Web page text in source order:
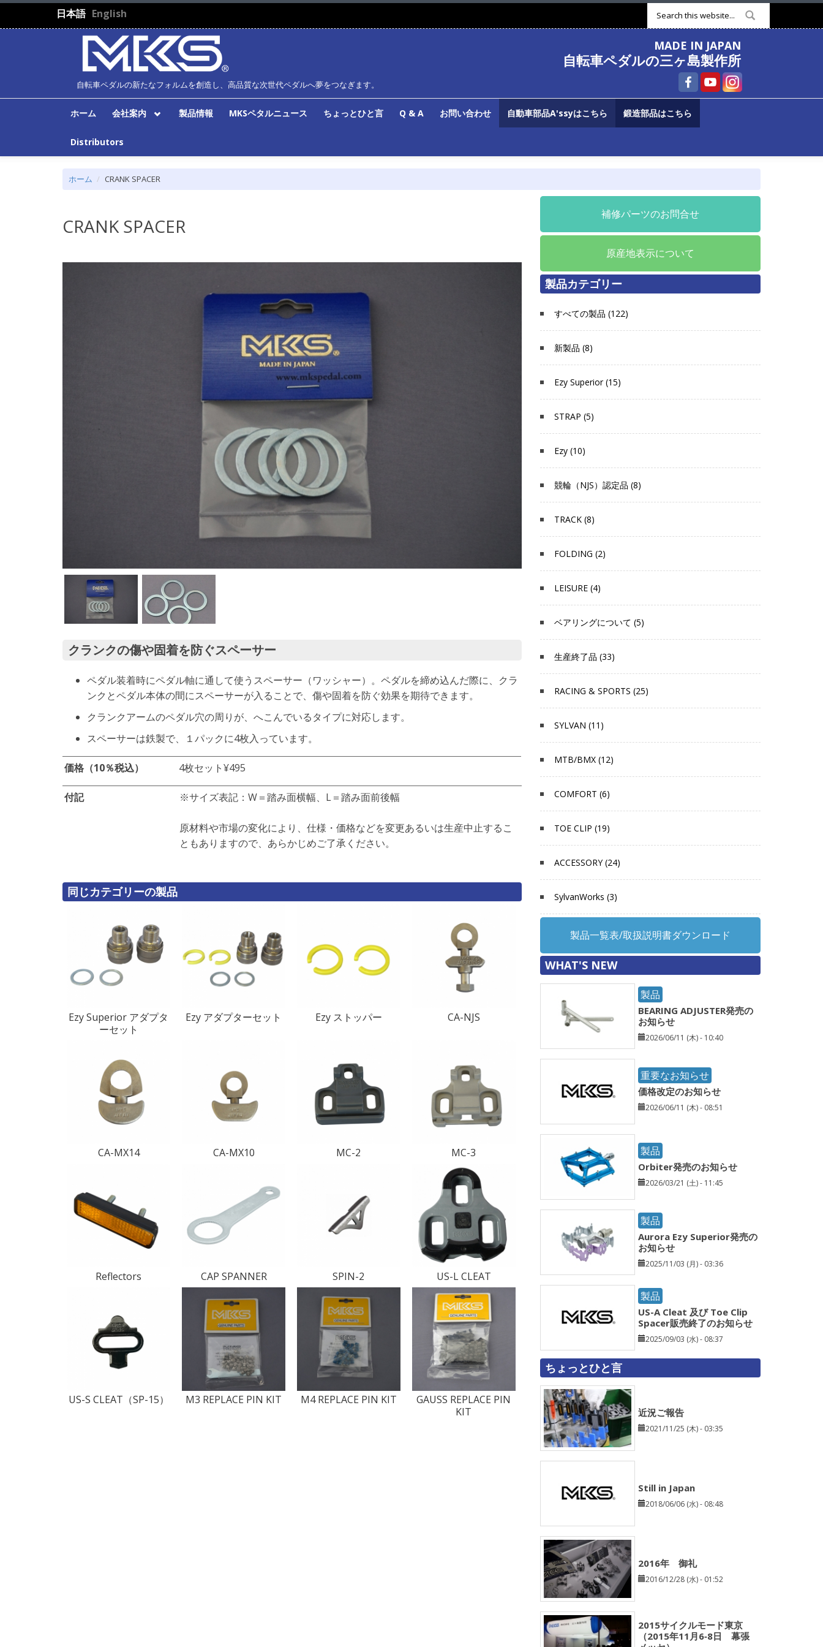
メインコンテンツに移動
日本語 English 検索フォーム
MADE IN JAPAN
自転車ペダルの三ヶ島製作所
自転車ペダルの新たなフォルムを創造し、高品質な次世代ペダルへ夢をつなぎます。
ホーム 会社案内 製品情報 MKSペタルニュース ちょっとひと言 Q & A お問い合わせ 自動車部品A'ssyはこちら 鍛造部品はこちら
Distributors
ホーム CRANK SPACER
CRANK SPACER
クランクの傷や固着を防ぐスペーサー
ペダル装着時にペダル軸に通して使うスペーサー（ワッシャー）。ペダルを締め込んだ際に、クラ
ンクとペダル本体の間にスペーサーが入ることで、傷や固着を防ぐ効果を期待できます。
クランクアームのペダル穴の周りが、へこんでいるタイプに対応します。
スペーサーは鉄製で、１パックに4枚入っています。
価格（10％税込） 4枚セット¥495
付記 ※サイズ表記：W＝踏み面横幅、L＝踏み面前後幅
原材料や市場の変化により、仕様・価格などを変更あるいは生産中止するこ
ともありますので、あらかじめご了承ください。
同じカテゴリーの製品
Ezy Superior アダプタ
ーセット
Ezy アダプターセット Ezy ストッパー CA-NJS
CA-MX14 CA-MX10 MC-2 MC-3
Reflectors CAP SPANNER SPIN-2 US-L CLEAT
US-S CLEAT（SP-15） M3 REPLACE PIN KIT M4 REPLACE PIN KIT
GAUSS REPLACE PIN
KIT
補修パーツのお問合せ
原産地表示について
製品カテゴリー
すべての製品 (122)
新製品 (8)
Ezy Superior (15)
STRAP (5)
Ezy (10)
競輪（NJS）認定品 (8)
TRACK (8)
FOLDING (2)
LEISURE (4)
ベアリングについて (5)
生産終了品 (33)
RACING & SPORTS (25)
SYLVAN (11)
MTB/BMX (12)
COMFORT (6)
TOE CLIP (19)
ACCESSORY (24)
SylvanWorks (3)
製品一覧表/取扱説明書ダウンロード
WHAT'S NEW
製品
BEARING ADJUSTER発売の
お知らせ
2026/06/11 (木) - 10:40
重要なお知らせ
価格改定のお知らせ
2026/06/11 (木) - 08:51
製品
Orbiter発売のお知らせ
2026/03/21 (土) - 11:45
製品
Aurora Ezy Superior発売の
お知らせ
2025/11/03 (月) - 03:36
製品
US-A Cleat 及び Toe Clip
Spacer販売終了のお知らせ
2025/09/03 (水) - 08:37
ちょっとひと言
近況ご報告
2021/11/25 (木) - 03:35
Still in Japan
2018/06/06 (水) - 08:48
2016年 御礼
2016/12/28 (水) - 01:52
2015サイクルモード東京
（2015年11月6‐8日 幕張